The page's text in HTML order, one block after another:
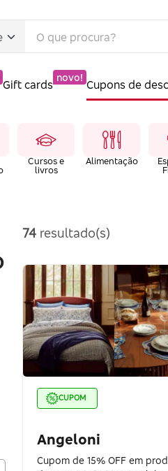
Gift cards
novo!
Cupons de
Cursos e
livros
Alimentação
74resultado(s)
CUPOM
Angeloni
Cupom de 15% OFF em